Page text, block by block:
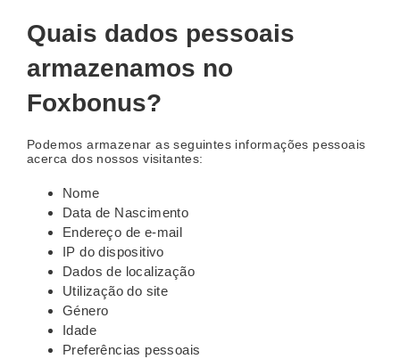
Quais dados pessoais
armazenamos no
Foxbonus?
Podemos armazenar as seguintes informações pessoais
acerca dos nossos visitantes:
Nome
Data de Nascimento
Endereço de e-mail
IP do dispositivo
Dados de localização
Utilização do site
Género
Idade
Preferências pessoais